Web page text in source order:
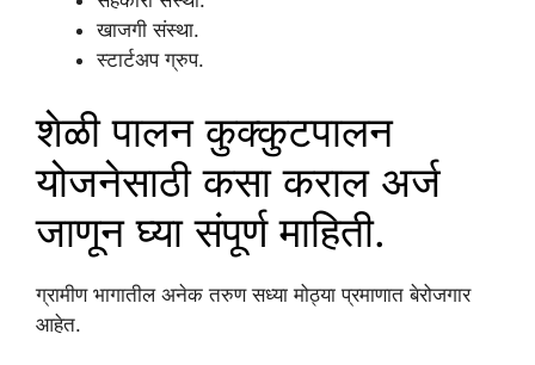
खाजगी संस्था.
स्टार्टअप ग्रुप.
शेळी पालन कुक्कुटपालन
योजनेसाठी कसा कराल अर्ज
जाणून घ्या संपूर्ण माहिती.
ग्रामीण भागातील अनेक तरुण सध्या मोठ्या प्रमाणात बेरोजगार
आहेत.